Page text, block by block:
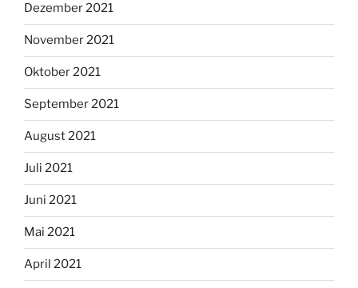
Dezember 2021
November 2021
Oktober 2021
September 2021
August 2021
Juli 2021
Juni 2021
Mai 2021
April 2021